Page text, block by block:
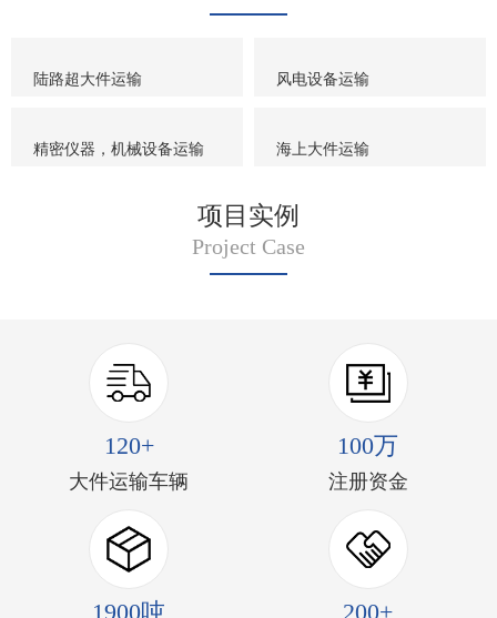
陆路超大件运输 风电设备运输
精密仪器，机械设备运输 海上大件运输
项目实例
Project Case
120+
大件运输车辆
100万
注册资金
1900吨 200+